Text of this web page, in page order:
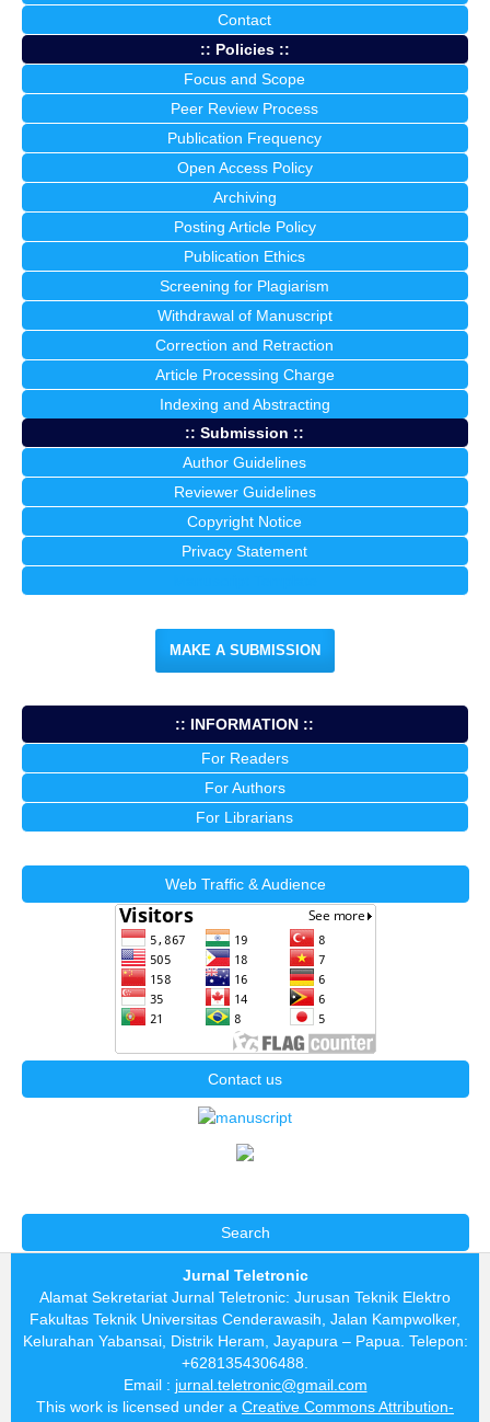
Contact
:: Policies ::
Focus and Scope
Peer Review Process
Publication Frequency
Open Access Policy
Archiving
Posting Article Policy
Publication Ethics
Screening for Plagiarism
Withdrawal of Manuscript
Correction and Retraction
Article Processing Charge
Indexing and Abstracting
:: Submission ::
Author Guidelines
Reviewer Guidelines
Copyright Notice
Privacy Statement
MAKE A SUBMISSION
:: INFORMATION ::
For Readers
For Authors
For Librarians
Web Traffic & Audience
Contact us
Search
Jurnal Teletronic
Alamat Sekretariat Jurnal Teletronic: Jurusan Teknik Elektro
Fakultas Teknik Universitas Cenderawasih, Jalan Kampwolker,
Kelurahan Yabansai, Distrik Heram, Jayapura – Papua. Telepon:
+6281354306488.
Email : jurnal.teletronic@gmail.com
This work is licensed under a Creative Commons Attribution-